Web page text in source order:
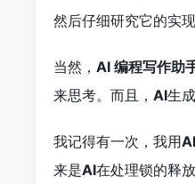
然后仔细研究它的实
当然， AI 编程写作助
来思考。而且， AI生
我记得有一次，我用AI
来是AI在处理锁的释